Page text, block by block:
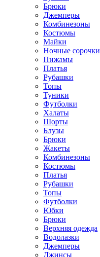
Брюки
Джемперы
Комбинезоны
Костюмы
Майки
Ночные сорочки
Пижамы
Платья
Рубашки
Топы
Туники
Футболки
Халаты
Шорты
Блузы
Брюки
Жакеты
Комбинезоны
Костюмы
Платья
Рубашки
Топы
Футболки
Юбки
Брюки
Верхняя одежда
Водолазки
Джемперы
Джинсы